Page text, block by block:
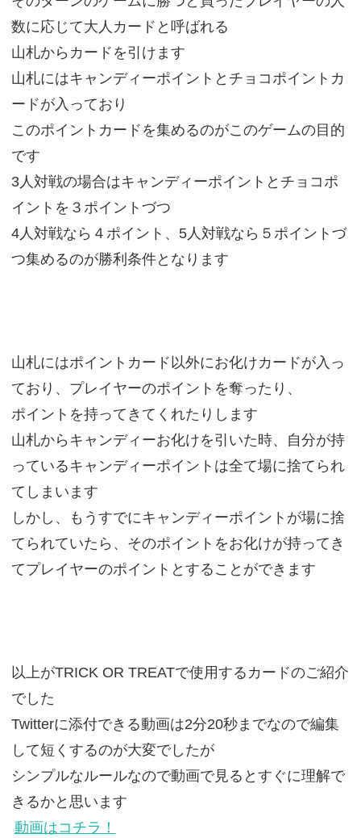
数に応じて大人カードと呼ばれる
山札からカードを引けます
山札にはキャンディーポイントとチョコポイントカ
ードが入っており
このポイントカードを集めるのがこのゲームの目的
です
3人対戦の場合はキャンディーポイントとチョコポ
イントを３ポイントづつ
4人対戦なら４ポイント、5人対戦なら５ポイントづ
つ集めるのが勝利条件となります
山札にはポイントカード以外にお化けカードが入っ
ており、プレイヤーのポイントを奪ったり、
ポイントを持ってきてくれたりします
山札からキャンディーお化けを引いた時、自分が持
っているキャンディーポイントは全て場に捨てられ
てしまいます
しかし、もうすでにキャンディーポイントが場に捨
てられていたら、そのポイントをお化けが持ってき
てプレイヤーのポイントとすることができます
以上がTRICK OR TREATで使用するカードのご紹介
でした
Twitterに添付できる動画は2分20秒までなので編集
して短くするのが大変でしたが
シンプルなルールなので動画で見るとすぐに理解で
きるかと思います
動画はコチラ！